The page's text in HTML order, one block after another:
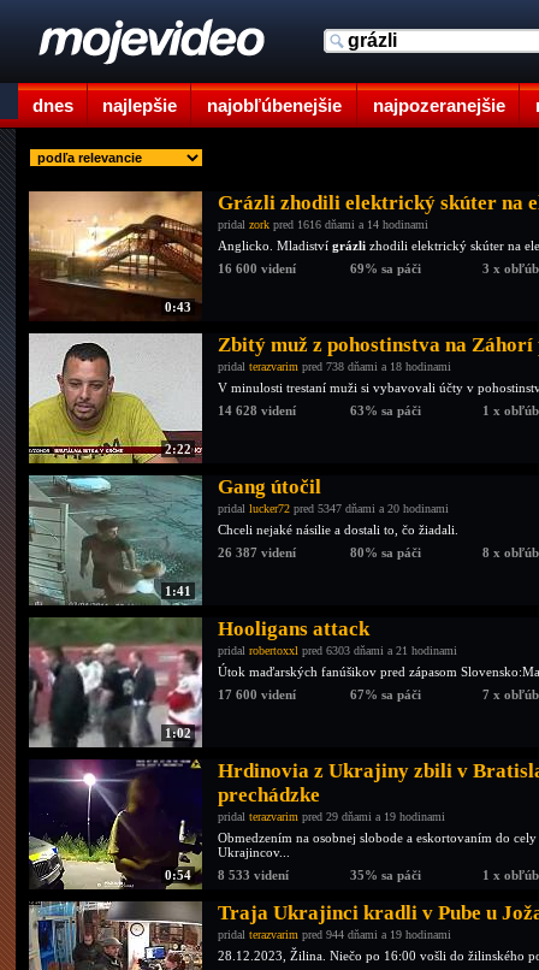
dnes najlepšie najobľúbenejšie najpozeranejšie
0:43
Grázli zhodili elektrický skúter na
pridal zork pred 1616 dňami a 14 hodinami
Anglicko. Mladiství grázli zhodili elektrický skúter na
16 600 videní
69% sa páči 3 x
2:22
Zbitý muž z pohostinstva na
pridal terazvarim pred 738 dňami a 18 hodinami
V minulosti trestaní muži si vybavovali účty v
14 628 videní
63% sa páči 1 x
1:41
Gang útočil
pridal lucker72 pred 5347 dňami a 20 hodinami
Chceli nejaké násilie a dostali to, čo žiadali.
26 387 videní
80% sa páči 8 x
1:02
Hooligans attack
pridal robertoxxl pred 6303 dňami a 21 hodinami
Útok maďarských fanúšikov pred zápasom
17 600 videní
67% sa páči 7 x
0:54
Hrdinovia z Ukrajiny zbili v
prechádzke
pridal terazvarim pred 29 dňami a 19 hodinami
Obmedzením na osobnej slobode a eskortovaním do
Ukrajincov...
8 533 videní
35% sa páči 1 x
Traja Ukrajinci kradli v Pube u
pridal terazvarim pred 944 dňami a 19 hodinami
28.12.2023, Žilina. Niečo po 16:00 vošli do žilinského